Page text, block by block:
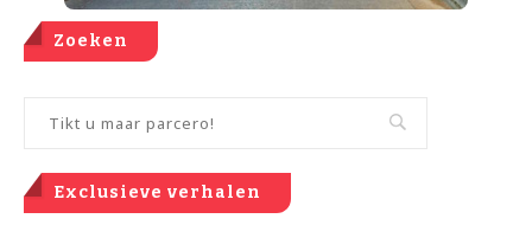
Zoeken
Exclusieve verhalen